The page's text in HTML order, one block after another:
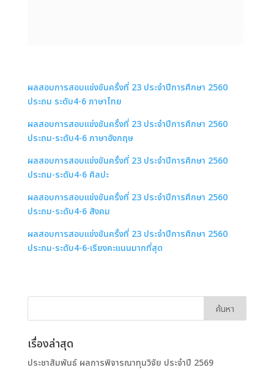
ผลสอบการสอบแข่งขันครั้งที่ 23 ประจำปีการศึกษา 2560
ประถม ระดับ4-6 ภาษาไทย
ผลสอบการสอบแข่งขันครั้งที่ 23 ประจำปีการศึกษา 2560
ประถม-ระดับ4-6 ภาษาอังกฤษ
ผลสอบการสอบแข่งขันครั้งที่ 23 ประจำปีการศึกษา 2560
ประถม-ระดับ4-6 ศิลปะ
ผลสอบการสอบแข่งขันครั้งที่ 23 ประจำปีการศึกษา 2560
ประถม-ระดับ4-6 สังคม
ผลสอบการสอบแข่งขันครั้งที่ 23 ประจำปีการศึกษา 2560
ประถม-ระดับ4-6-เรียงคะแนนมากที่สุด
เรื่องล่าสุด
ประชาสัมพันธ์ ผลการพิจารณาทุนวิจัย ประจำปี 2569